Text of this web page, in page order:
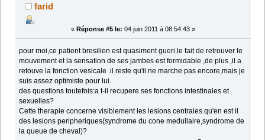
farid
« Réponse #5 le: 04 juin 2011 à 08:54:43 »
pour moi,ce patient bresilien est quasiment gueri.le fait de retrouver le
mouvement et la sensation de ses jambes est formidable ,de plus ,il a
retouve la fonction vesicale .il reste qu'il ne marche pas encore,mais je
suis assez optimiste pour lui.
des questions toutefois:a t-il recupere ses fonctions intestinales et
sexuelles?
Cette therapie concerne visiblement les lesions centrales.qu'en est il
des lesions peripheriques(syndrome du cone medullaire,syndrome de
la queue de cheval)?